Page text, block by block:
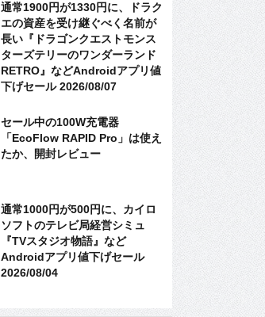
通常1900円が1330円に、ドラク
エの資産を受け継ぐべく名前が
長い『ドラゴンクエストモンス
ターズテリーのワンダーランド
RETRO』などAndroidアプリ値
下げセール 2026/08/07
セール中の100W充電器
「EcoFlow RAPID Pro」は使え
たか、開封レビュー
通常1000円が500円に、カイロ
ソフトのテレビ局経営シミュ
『TVスタジオ物語』など
Androidアプリ値下げセール
2026/08/04